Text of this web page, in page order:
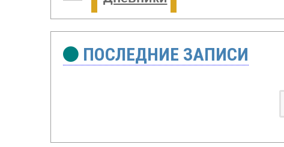
ПОСЛЕДНИЕ ЗАПИСИ